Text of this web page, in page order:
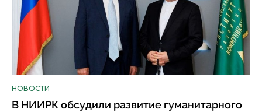
НОВОСТИ
В НИИРК обсудили развитие гуманитарного